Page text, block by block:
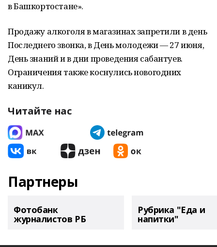
в Башкортостане».
Продажу алкоголя в магазинах запретили в день
Последнего звонка, в День молодежи — 27 июня,
День знаний и в дни проведения сабантуев.
Ограничения также коснулись новогодних
каникул.
Читайте нас
Партнеры
Фотобанк
журналистов РБ
Рубрика "Еда и
напитки"